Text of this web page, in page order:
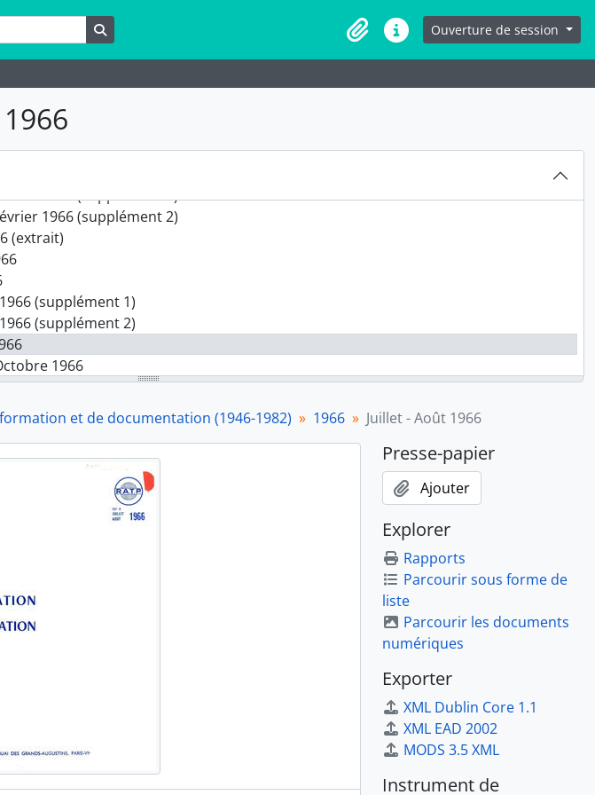
Rechercher
Presse-papier
Liens rapidesOuverture de session
1966
1966 (supplément 1)
1966 (supplément 2)
(extrait)
(supplément 1)
(supplément 2)
1966
1966
Décembre 1966 (supplément)
et de documentation (1946-1982) 1966 Juillet - Août 1966
Presse-papier
Ajouter
Explorer
Rapports
Parcourir sous forme de
liste
Parcourir les documents
numériques
Exporter
XML Dublin Core 1.1
XML EAD 2002
MODS 3.5 XML
Instrument de